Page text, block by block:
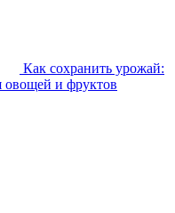
Как сохранить урожай:
овощей и фруктов